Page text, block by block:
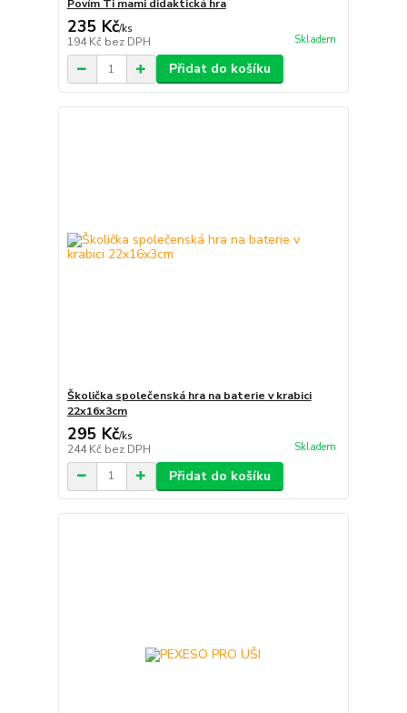
Povím Ti mami didaktická hra
235 Kč/ks
194 Kč bez DPH Skladem
Přidat do košíku
Školička společenská hra na baterie v krabici
22x16x3cm
295 Kč/ks
244 Kč bez DPH Skladem
Přidat do košíku